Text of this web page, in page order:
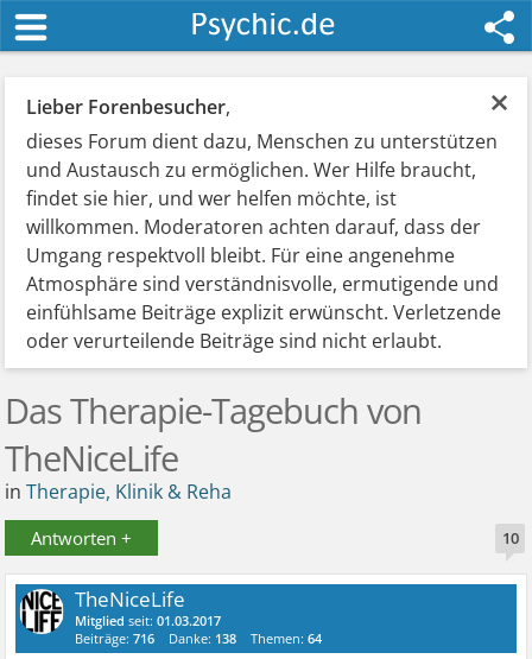
×
Lieber Forenbesucher,
dieses Forum dient dazu, Menschen zu unterstützen
und Austausch zu ermöglichen. Wer Hilfe braucht,
findet sie hier, und wer helfen möchte, ist
willkommen. Moderatoren achten darauf, dass der
Umgang respektvoll bleibt. Für eine angenehme
Atmosphäre sind verständnisvolle, ermutigende und
einfühlsame Beiträge explizit erwünscht. Verletzende
oder verurteilende Beiträge sind nicht erlaubt.
Das Therapie-Tagebuch von
TheNiceLife
inTherapie, Klinik & Reha
Antworten + 10
TheNiceLife
Mitglied seit:01.03.2017
Beiträge:716 Danke: 138 Themen:64